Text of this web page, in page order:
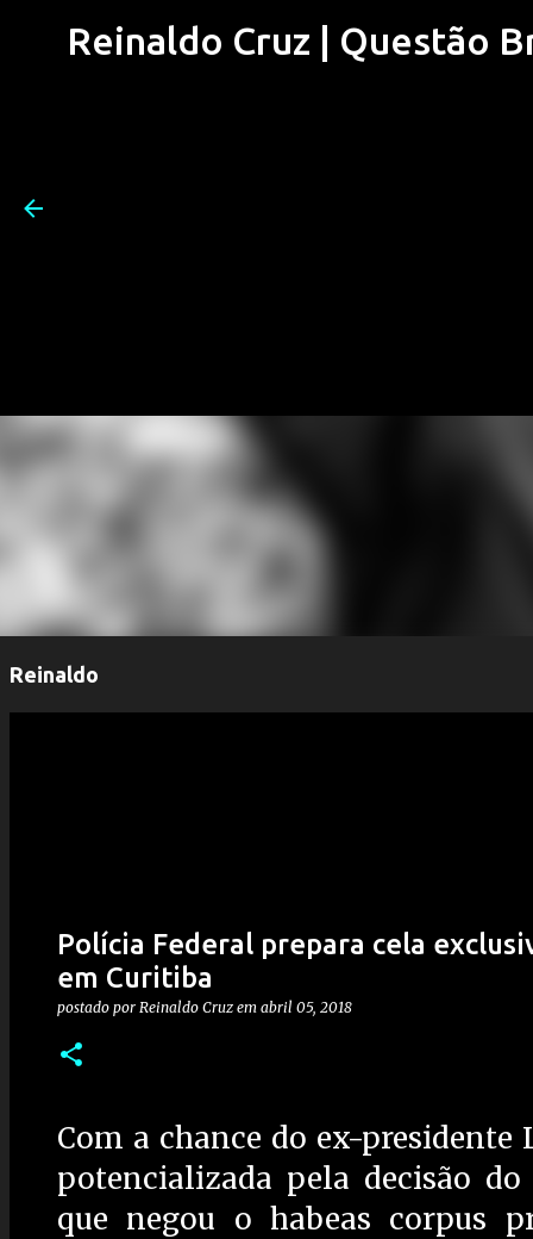
Reinaldo Cruz | Questão
Reinaldo
Polícia Federal prepara cela
em Curitiba
postado por Reinaldo Cruz em abril 05, 2018
Com a chance do ex-
potencializada pela decisão
que negou o habeas corpus